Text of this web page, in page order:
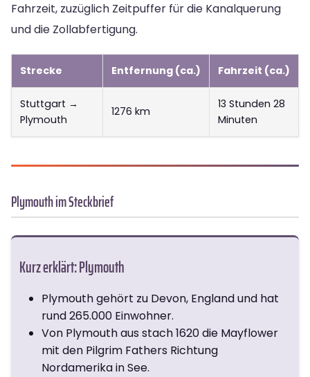
Fahrzeit, zuzüglich Zeitpuffer für die Kanalquerung
und die Zollabfertigung.
Strecke Entfernung (ca.) Fahrzeit (ca.)
Stuttgart →
Plymouth
1276 km
13 Stunden 28
Minuten
Plymouth im Steckbrief
Kurz erklärt: Plymouth
Plymouth gehört zu Devon, England und hat
rund 265.000 Einwohner.
Von Plymouth aus stach 1620 die Mayflower
mit den Pilgrim Fathers Richtung
Nordamerika in See.